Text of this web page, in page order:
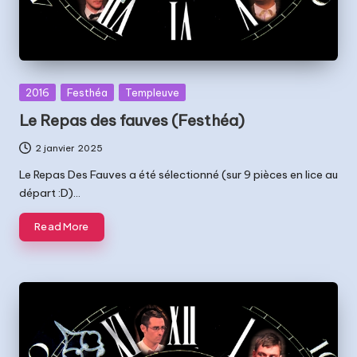
Posted
2016 Festhéa Templeuve
Le Repas des fauves (Festhéa)
2 janvier 2025
Le Repas Des Fauves a été sélectionné (sur 9 pièces en lice au
départ :D)…
Read More